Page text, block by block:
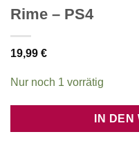
Rime – PS4
19,99 €
Nur noch 1 vorrätig
IN